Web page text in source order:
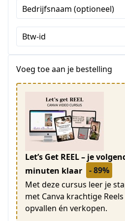
Bedrijfsnaam (optioneel)
Btw-id
Voeg toe aan je bestelling
Let’s Get REEL – je
minuten klaar
- 89%
Met deze cursus leer je
met Canva krachtige
opvallen én verkopen.